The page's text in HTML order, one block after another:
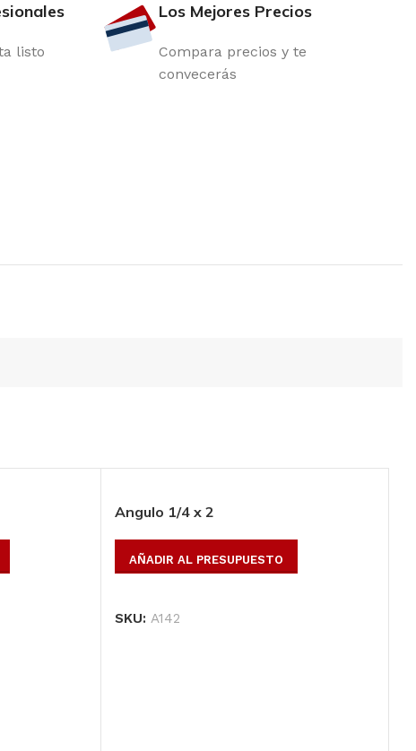
listo
Los Mejores Precios
Compara precios y te
convecerás
Angulo 1/4 x 2
AÑADIR AL PRESUPUESTO
SKU: A142